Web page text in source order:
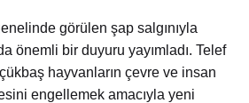
görülen şap salgınıyla
önemli bir duyuru yayımladı. Telef
hayvanların çevre ve insan
engellemek amacıyla yeni